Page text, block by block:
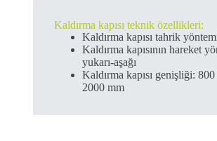
Kaldırma kapısı teknik özellikleri:
Kaldırma kapısı tahrik
Kaldırma kapısının hareket
yukarı-aşağı
Kaldırma kapısı genişliği:
2000 mm